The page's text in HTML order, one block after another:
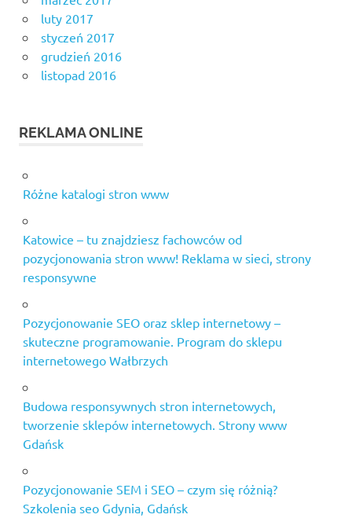
luty 2017
styczeń 2017
grudzień 2016
listopad 2016
REKLAMA ONLINE
Różne katalogi stron www
Katowice – tu znajdziesz fachowców od
pozycjonowania stron www! Reklama w sieci, strony
responsywne
Pozycjonowanie SEO oraz sklep internetowy –
skuteczne programowanie. Program do sklepu
internetowego Wałbrzych
Budowa responsywnych stron internetowych,
tworzenie sklepów internetowych. Strony www
Gdańsk
Pozycjonowanie SEM i SEO – czym się różnią?
Szkolenia seo Gdynia, Gdańsk